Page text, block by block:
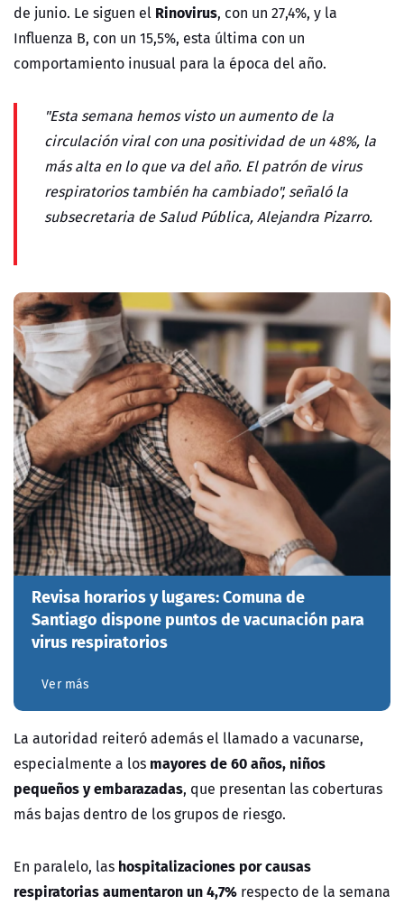
de junio. Le siguen el Rinovirus, con un 27,4%, y la
Influenza B, con un 15,5%, esta última con un
comportamiento inusual para la época del año.
"Esta semana hemos visto un aumento de la
circulación viral con una positividad de un 48%, la
más alta en lo que va del año. El patrón de virus
respiratorios también ha cambiado", señaló la
subsecretaria de Salud Pública, Alejandra Pizarro.
Revisa horarios y lugares: Comuna de
Santiago dispone puntos de vacunación para
virus respiratorios
Ver más
La autoridad reiteró además el llamado a vacunarse,
especialmente a los mayores de 60 años, niños
pequeños y embarazadas, que presentan las coberturas
más bajas dentro de los grupos de riesgo.
En paralelo, las hospitalizaciones por causas
respiratorias aumentaron un 4,7% respecto de la semana